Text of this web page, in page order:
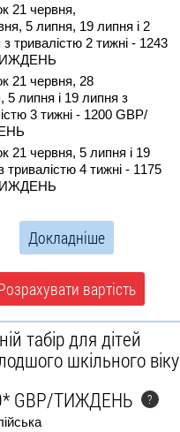
21 червня,
5 липня, 19 липня і 2
тривалістю 2 тижні - 1243
21 червня, 28
5 липня і 19 липня з
3 тижні - 1200 GBP/
21 червня, 5 липня і 19
тривалістю 4 тижні - 1175
Докладніше
вартість
табір для дітей
шкільного віку
GBP/ТИЖДЕНЬ
?